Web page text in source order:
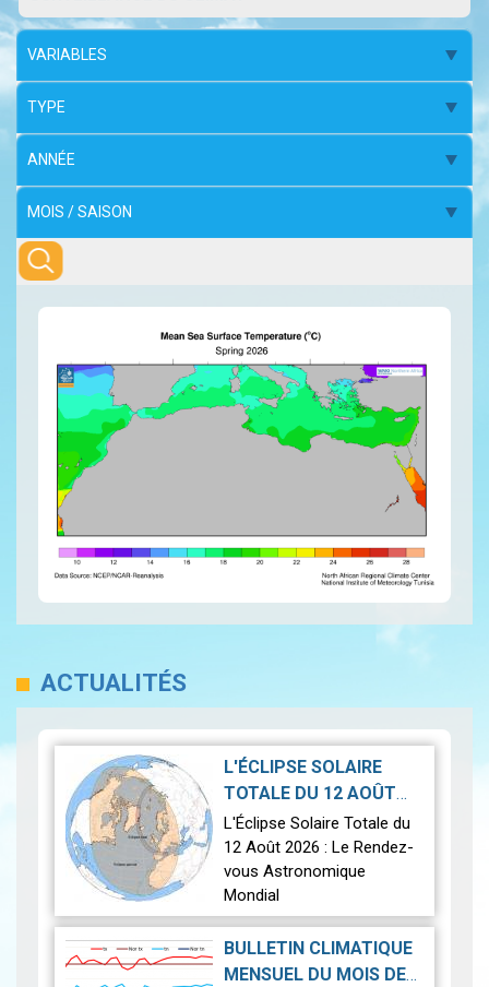
ACTUALITÉS
L'ÉCLIPSE SOLAIRE
TOTALE DU 12 AOÛT
2026|2026-07-21
L'Éclipse Solaire Totale du
12 Août 2026 : Le Rendez-
vous Astronomique
Mondial
Le 12 août 2026, la Terre
connaîtra l'un des
BULLETIN CLIMATIQUE
MENSUEL DU MOIS DE